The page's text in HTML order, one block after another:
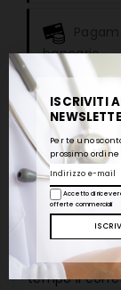
bancario
Cerotto
fissaggio
tempo il
ISCRIVITI
Per te uno
prossimo ordine
Accetto di
offerte commerciali